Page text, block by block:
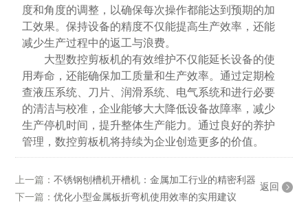
度和角度的调整，以确保每次操作都能达到预期的加
工效果。保持设备的精度不仅能提高生产效率，还能
减少生产过程中的返工与浪费。
大型数控剪板机的有效维护不仅能延长设备的使
用寿命，还能确保加工质量和生产效率。通过定期检
查液压系统、刀片、润滑系统、电气系统和进行必要
的清洁与校准，企业能够大大降低设备故障率，减少
生产停机时间，提升整体生产能力。通过良好的养护
管理，数控剪板机将持续为企业创造更多的价值。
上一篇：不锈钢刨槽机开槽机：金属加工行业的精密利器
下一篇：优化小型金属板折弯机使用效率的实用建议
返回